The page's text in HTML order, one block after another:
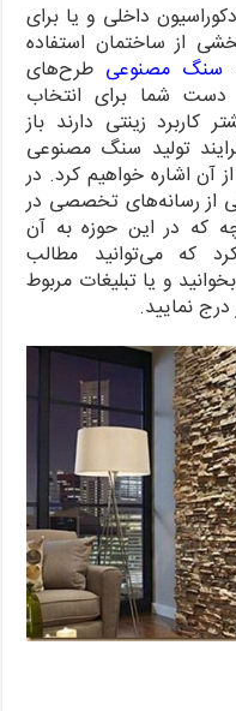
داخلی و یا برای
از ساختمان استفاده
سنگ مصنوعی طرح‌های
دست شما برای انتخاب
زینتی دارند باز
تولید سنگ مصنوعی
آن اشاره خواهیم کرد. در
از رسانه‌های تخصصی در
که در این حوزه به آن
که می‌توانید مطالب
و یا تبلیغات مربوط
نمایید.